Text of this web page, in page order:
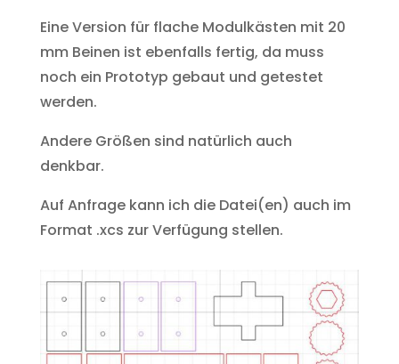
Eine Version für flache Modulkästen mit 20
mm Beinen ist ebenfalls fertig, da muss
noch ein Prototyp gebaut und getestet
werden.
Andere Größen sind natürlich auch
denkbar.
Auf Anfrage kann ich die Datei(en) auch im
Format .xcs zur Verfügung stellen.